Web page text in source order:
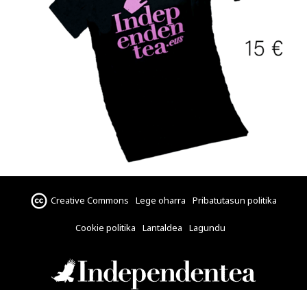
Creative Commons Lege oharra Pribatutasun politika
Cookie politika Lantaldea Lagundu